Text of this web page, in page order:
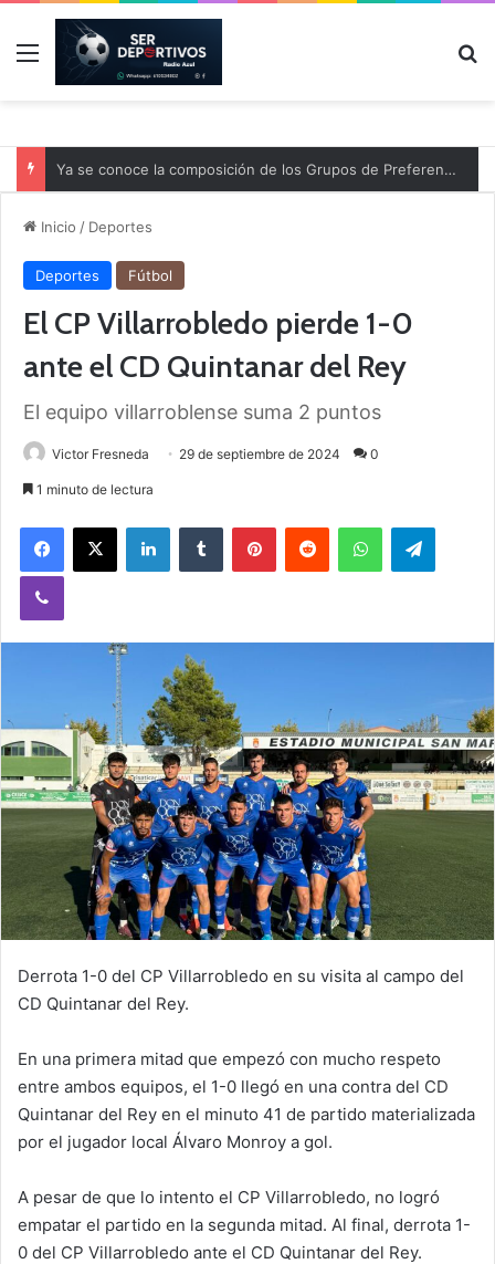
Menú
Ya se conoce la composición de los Grupos de Preferente y el calendario
Inicio / Deportes
Deportes Fútbol
El CP Villarrobledo pierde 1-0
ante el CD Quintanar del Rey
El equipo villarroblense suma 2 puntos
Victor Fresneda 29 de septiembre de 2024 0
1 minuto de lectura
Derrota 1-0 del CP Villarrobledo en su visita al campo del
CD Quintanar del Rey.
En una primera mitad que empezó con mucho respeto
entre ambos equipos, el 1-0 llegó en una contra del CD
Quintanar del Rey en el minuto 41 de partido materializada
por el jugador local Álvaro Monroy a gol.
A pesar de que lo intento el CP Villarrobledo, no logró
empatar el partido en la segunda mitad. Al final, derrota 1-
0 del CP Villarrobledo ante el CD Quintanar del Rey.